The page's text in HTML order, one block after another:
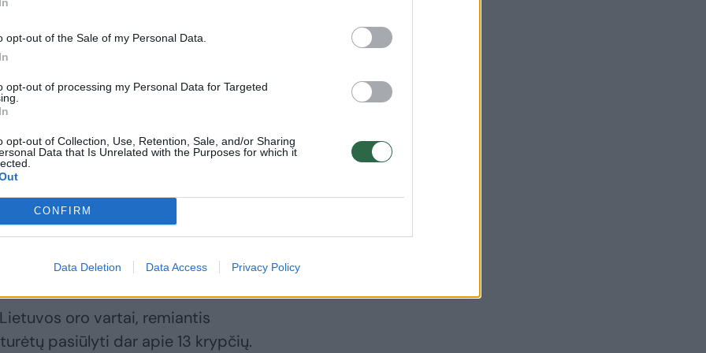
opt-out of the Sale of my Personal Data.
opt-out of processing my Personal Data for Targeted
opt-out of Collection, Use, Retention, Sale, and/or Sharing
Data that Is Unrelated with the Purposes for which it
CONFIRM
Data Deletion Data Access Privacy Policy
vartų siūlomi skrydžiai į Santorini salą
linijų bendrovė „Wizz Air“. Nuo
su kita Graikijos sala – Zakintu
skrydžiai į Prancūzijos kurortą
avialinijų kompanijos „airBaltic“
skrydžiu pasiekti Airijos sostinę
vykdomi iš Vilniaus oro uosto.
oro vartai, remiantis
pasiūlyti dar apie 13 krypčių.